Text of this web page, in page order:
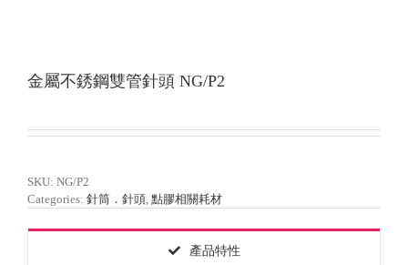
金屬不銹鋼雙管針頭 NG/P2
SKU: NG/P2
Categories: 針筒．針頭, 點膠相關耗材
產品特性